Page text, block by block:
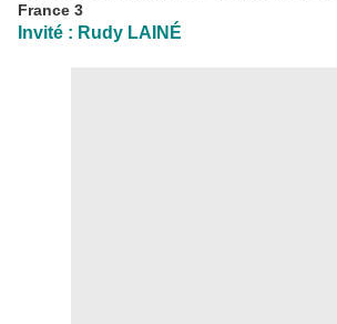
France 3
Invité : Rudy LAINÉ